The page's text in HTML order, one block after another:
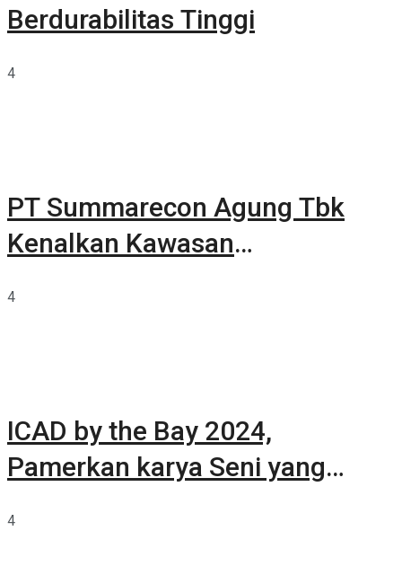
Berdurabilitas Tinggi
4
PT Summarecon Agung Tbk
Kenalkan Kawasan
4
ICAD by the Bay 2024,
Pamerkan karya Seni yang
4